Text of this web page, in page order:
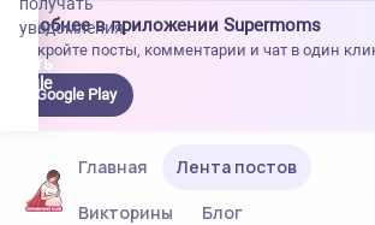
Удобнее в приложении Supermoms
Откройте посты, комментарии и чат в один
Google Play
уведомления.
Главная
Лента постов
Викторины
Блог